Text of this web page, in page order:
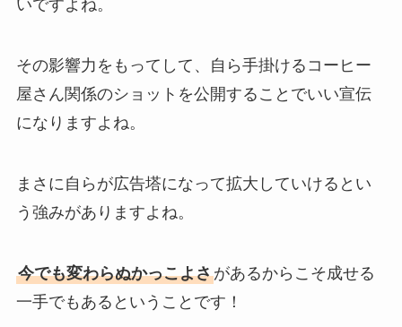
いですよね。
その影響力をもってして、自ら手掛けるコーヒー
屋さん関係のショットを公開することでいい宣伝
になりますよね。
まさに自らが広告塔になって拡大していけるとい
う強みがありますよね。
今でも変わらぬかっこよさがあるからこそ成せる
一手でもあるということです！